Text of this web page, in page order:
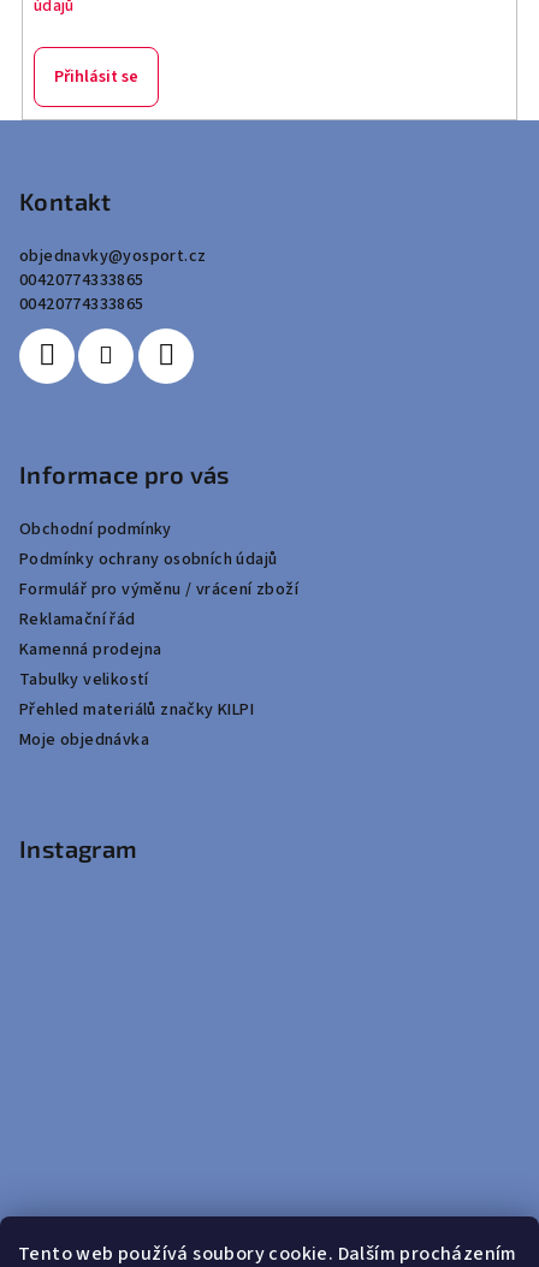
Tento web používá soubory cookie. Dalším procházením
i
údajů
Přihlásit se
Kontakt
objednavky@yosport.cz
00420774333865
00420774333865
Informace pro vás
Obchodní podmínky
Podmínky ochrany osobních údajů
Formulář pro výměnu / vrácení zboží
Reklamační řád
Kamenná prodejna
Tabulky velikostí
Přehled materiálů značky KILPI
Moje objednávka
Instagram